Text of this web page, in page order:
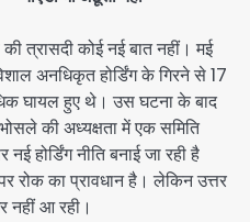
त्रासदी कोई नई बात नहीं। मई
अनधिकृत होर्डिंग के गिरने से 17
घायल हुए थे। उस घटना के बाद
की अध्यक्षता में एक समिति
होर्डिंग नीति बनाई जा रही है
रोक का प्रावधान है। लेकिन उत्तर
नहीं आ रही।